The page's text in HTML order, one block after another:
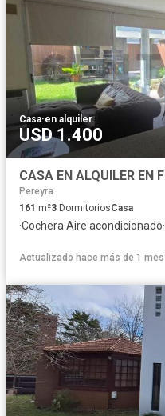
Casa·en alquiler
USD 1.400
Pereyra
161 m²3 DormitoriosCasa
·Cochera·Aire acondicionado·
Actualizado hace más de 1 mes